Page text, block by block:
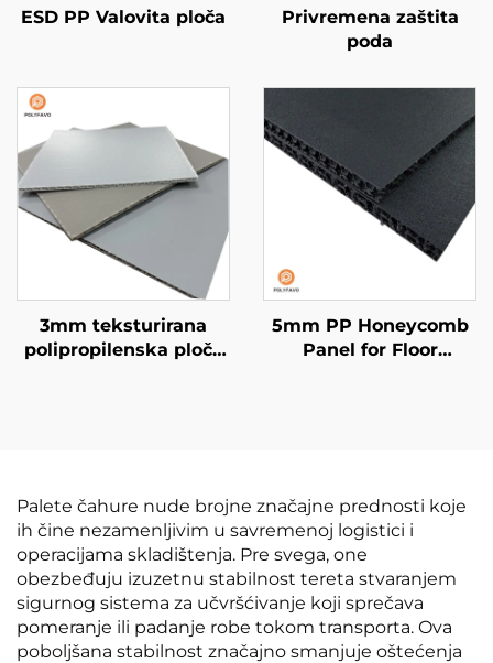
ESD PP Valovita ploča
Privremena zaštita
poda
3mm teksturirana
polipropilenska ploča
5mm PP Honeycomb
Panel for Floor
Palete čahure nude brojne značajne prednosti koje
ih čine nezamenljivim u savremenoj logistici i
operacijama skladištenja. Pre svega, one
obezbeđuju izuzetnu stabilnost tereta stvaranjem
sigurnog sistema za učvršćivanje koji sprečava
pomeranje ili padanje robe tokom transporta. Ova
poboljšana stabilnost značajno smanjuje oštećenja